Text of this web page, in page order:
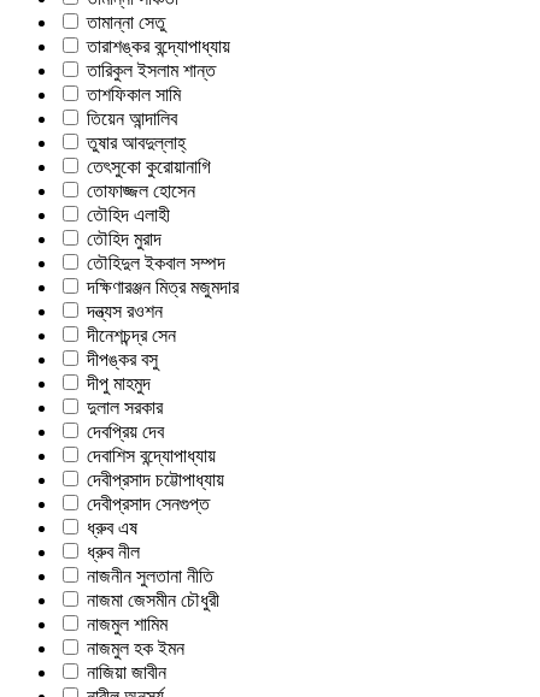
তামান্না সেতু
তারাশঙ্কর বন্দ্যোপাধ্যায়
তারিকুল ইসলাম শান্ত
তাশফিকাল সামি
তিয়েন আন্দালিব
তুষার আবদুল্লাহ্
তেৎসুকো কুরোয়ানাগি
তোফাজ্জল হোসেন
তৌহিদ এলাহী
তৌহিদ মুরাদ
তৌহিদুল ইকবাল সম্পদ
দক্ষিণারঞ্জন মিত্র মজুমদার
দন্ত্যস রওশন
দীনেশচন্দ্র সেন
দীপঙ্কর বসু
দীপু মাহমুদ
দুলাল সরকার
দেবপ্রিয় দেব
দেবাশিস বন্দ্যোপাধ্যায়
দেবীপ্রসাদ চট্টোপাধ্যায়
দেবীপ্রসাদ সেনগুপ্ত
ধ্রুব এষ
ধ্রুব নীল
নাজনীন সুলতানা নীতি
নাজমা জেসমীন চৌধুরী
নাজমুল শামিম
নাজমুল হক ইমন
নাজিয়া জাবীন